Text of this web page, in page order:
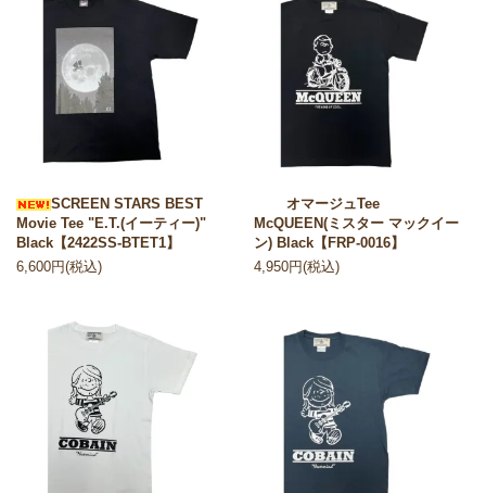
SCREEN STARS BEST
Movie Tee "E.T.(イーティー)"
Black【2422SS-BTET1】
6,600円(税込)
オマージュTee
McQUEEN(ミスター マックイー
ン) Black【FRP-0016】
4,950円(税込)